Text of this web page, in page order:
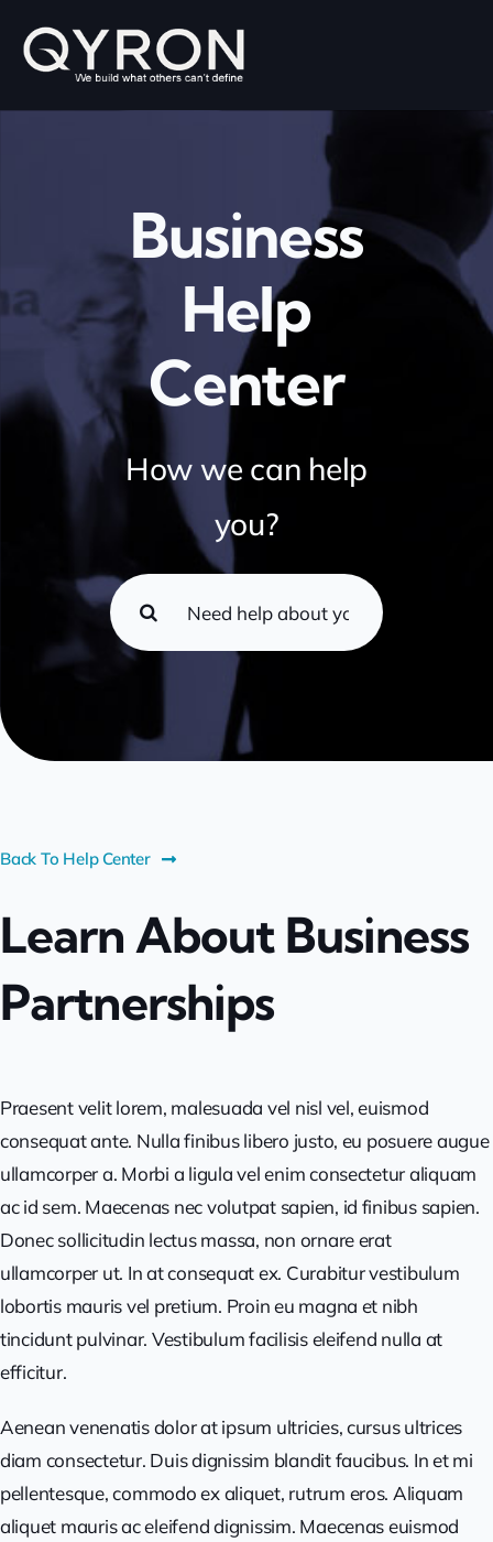
Business
Help
Center
How we can help
you?
Search
for:
Back To Help Center
Learn About Business
Partnerships
Praesent velit lorem, malesuada vel nisl vel, euismod
consequat ante. Nulla finibus libero justo, eu posuere augue
ullamcorper a. Morbi a ligula vel enim consectetur aliquam
ac id sem. Maecenas nec volutpat sapien, id finibus sapien.
Donec sollicitudin lectus massa, non ornare erat
ullamcorper ut. In at consequat ex. Curabitur vestibulum
lobortis mauris vel pretium. Proin eu magna et nibh
tincidunt pulvinar. Vestibulum facilisis eleifend nulla at
efficitur.
Aenean venenatis dolor at ipsum ultricies, cursus ultrices
diam consectetur. Duis dignissim blandit faucibus. In et mi
pellentesque, commodo ex aliquet, rutrum eros. Aliquam
aliquet mauris ac eleifend dignissim. Maecenas euismod